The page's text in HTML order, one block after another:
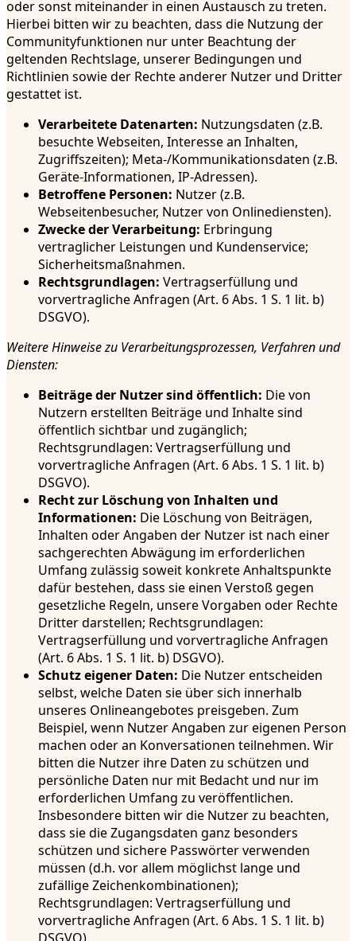
oder sonst miteinander in einen Austausch zu treten.
Hierbei bitten wir zu beachten, dass die Nutzung der
Communityfunktionen nur unter Beachtung der
geltenden Rechtslage, unserer Bedingungen und
Richtlinien sowie der Rechte anderer Nutzer und Dritter
gestattet ist.
Verarbeitete Datenarten: Nutzungsdaten (z.B.
besuchte Webseiten, Interesse an Inhalten,
Zugriffszeiten); Meta-/Kommunikationsdaten (z.B.
Geräte-Informationen, IP-Adressen).
Betroffene Personen: Nutzer (z.B.
Webseitenbesucher, Nutzer von Onlinediensten).
Zwecke der Verarbeitung: Erbringung
vertraglicher Leistungen und Kundenservice;
Sicherheitsmaßnahmen.
Rechtsgrundlagen: Vertragserfüllung und
vorvertragliche Anfragen (Art. 6 Abs. 1 S. 1 lit. b)
DSGVO).
Weitere Hinweise zu Verarbeitungsprozessen, Verfahren und
Diensten:
Beiträge der Nutzer sind öffentlich: Die von
Nutzern erstellten Beiträge und Inhalte sind
öffentlich sichtbar und zugänglich;
Rechtsgrundlagen: Vertragserfüllung und
vorvertragliche Anfragen (Art. 6 Abs. 1 S. 1 lit. b)
DSGVO).
Recht zur Löschung von Inhalten und
Informationen: Die Löschung von Beiträgen,
Inhalten oder Angaben der Nutzer ist nach einer
sachgerechten Abwägung im erforderlichen
Umfang zulässig soweit konkrete Anhaltspunkte
dafür bestehen, dass sie einen Verstoß gegen
gesetzliche Regeln, unsere Vorgaben oder Rechte
Dritter darstellen; Rechtsgrundlagen:
Vertragserfüllung und vorvertragliche Anfragen
(Art. 6 Abs. 1 S. 1 lit. b) DSGVO).
Schutz eigener Daten: Die Nutzer entscheiden
selbst, welche Daten sie über sich innerhalb
unseres Onlineangebotes preisgeben. Zum
Beispiel, wenn Nutzer Angaben zur eigenen Person
machen oder an Konversationen teilnehmen. Wir
bitten die Nutzer ihre Daten zu schützen und
persönliche Daten nur mit Bedacht und nur im
erforderlichen Umfang zu veröffentlichen.
Insbesondere bitten wir die Nutzer zu beachten,
dass sie die Zugangsdaten ganz besonders
schützen und sichere Passwörter verwenden
müssen (d.h. vor allem möglichst lange und
zufällige Zeichenkombinationen);
Rechtsgrundlagen: Vertragserfüllung und
vorvertragliche Anfragen (Art. 6 Abs. 1 S. 1 lit. b)
DSGVO).